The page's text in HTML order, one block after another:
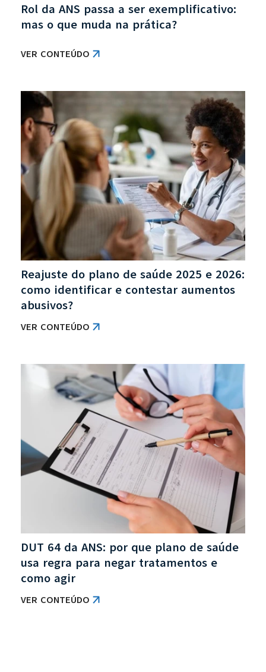
Rol da ANS passa a ser exemplificativo:
mas o que muda na prática?
VER CONTEÚDO
Reajuste do plano de saúde 2025 e 2026:
como identificar e contestar aumentos
abusivos?
VER CONTEÚDO
DUT 64 da ANS: por que plano de saúde
usa regra para negar tratamentos e
como agir
VER CONTEÚDO